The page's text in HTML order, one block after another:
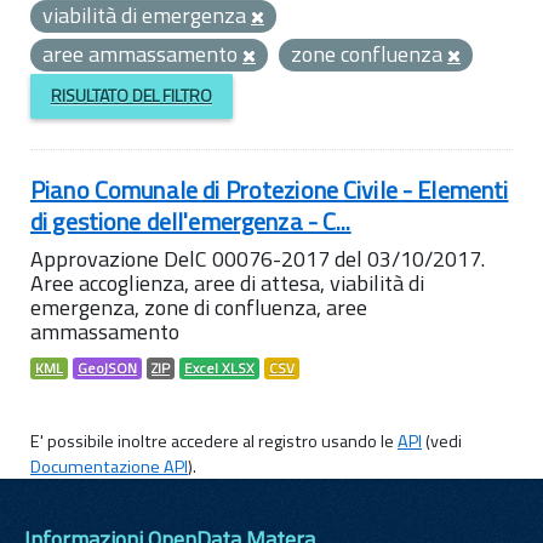
viabilità di emergenza
aree ammassamento
zone confluenza
RISULTATO DEL FILTRO
Piano Comunale di Protezione Civile - Elementi
di gestione dell'emergenza - C...
Approvazione DelC 00076-2017 del 03/10/2017.
Aree accoglienza, aree di attesa, viabilità di
emergenza, zone di confluenza, aree
ammassamento
KML GeoJSON ZIP Excel XLSX CSV
E' possibile inoltre accedere al registro usando leAPI(vedi
Documentazione API).